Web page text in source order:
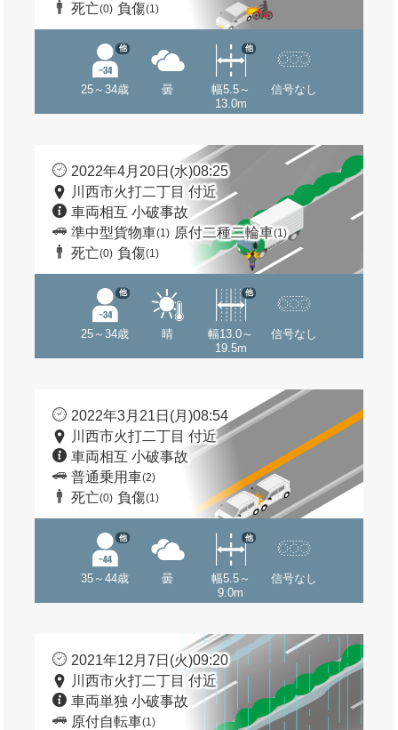
死亡(0) 負傷(1)
25～34歳
他
曇
幅5.5～
13.0m
他
信号なし
2022年4月20日(水)08:25
川西市火打二丁目 付近
車両相互 小破事故
準中型貨物車(1) 原付二種二輪車(1)
死亡(0) 負傷(1)
25～34歳
他
晴
幅13.0～
19.5m
他
信号なし
2022年3月21日(月)08:54
川西市火打二丁目 付近
車両相互 小破事故
普通乗用車(2)
死亡(0) 負傷(1)
35～44歳
他
曇
幅5.5～
9.0m
他
信号なし
2021年12月7日(火)09:20
川西市火打二丁目 付近
車両単独 小破事故
原付自転車(1)